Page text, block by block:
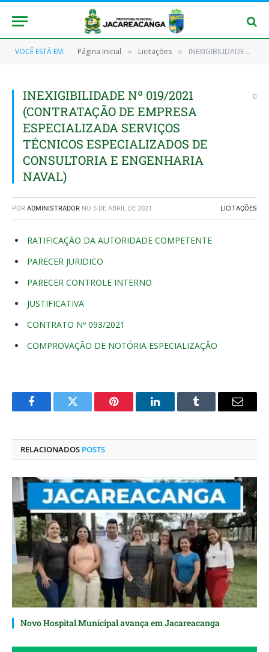
VOCÊ ESTÁ EM: Página Inicial » Licitações » INEXIGIBILIDADE Nº 019/2021 (CONTRATAÇÃO DE EMPRESA ESPECIALIZADA SERVIÇOS TÉCNICOS ESPECIALIZADOS DE CONSULTORIA E ENGENHARIA NAVAL)
INEXIGIBILIDADE Nº 019/2021
(CONTRATAÇÃO DE EMPRESA
ESPECIALIZADA SERVIÇOS
TÉCNICOS ESPECIALIZADOS DE
CONSULTORIA E ENGENHARIA
NAVAL)
0
POR ADMINISTRADOR NO 5 DE ABRIL DE 2021 LICITAÇÕES
RATIFICAÇÃO DA AUTORIDADE COMPETENTE
PARECER JURIDICO
PARECER CONTROLE INTERNO
JUSTIFICATIVA
CONTRATO Nº 093/2021
COMPROVAÇÃO DE NOTÓRIA ESPECIALIZAÇÃO
FacebookTwitter Pinterest O
Tumblr
E-
RELACIONADOS POSTS
Novo Hospital Municipal avança em Jacareacanga